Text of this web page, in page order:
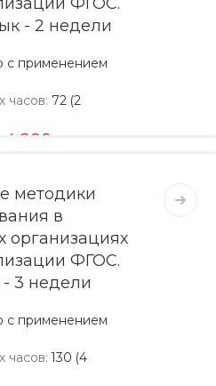
- 2 недели
с применением
часов: 72 (2
4 200
методики
в
организациях
ФГОС.
3 недели
с применением
часов: 130 (4